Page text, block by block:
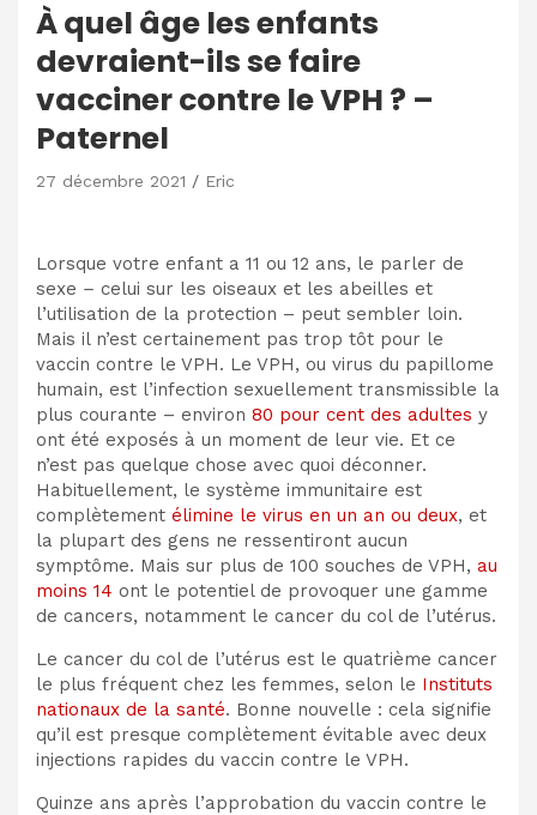
À quel âge les enfants
devraient-ils se faire
vacciner contre le VPH ? –
Paternel
27 décembre 2021 Eric
Lorsque votre enfant a 11 ou 12 ans, le parler de
sexe – celui sur les oiseaux et les abeilles et
l’utilisation de la protection – peut sembler loin.
Mais il n’est certainement pas trop tôt pour le
vaccin contre le VPH. Le VPH, ou virus du papillome
humain, est l’infection sexuellement transmissible la
plus courante – environ 80 pour cent des adultes y
ont été exposés à un moment de leur vie. Et ce
n’est pas quelque chose avec quoi déconner.
Habituellement, le système immunitaire est
complètement élimine le virus en un an ou deux, et
la plupart des gens ne ressentiront aucun
symptôme. Mais sur plus de 100 souches de VPH, au
moins 14 ont le potentiel de provoquer une gamme
de cancers, notamment le cancer du col de l’utérus.
Le cancer du col de l’utérus est le quatrième cancer
le plus fréquent chez les femmes, selon le Instituts
nationaux de la santé. Bonne nouvelle : cela signifie
qu’il est presque complètement évitable avec deux
injections rapides du vaccin contre le VPH.
Quinze ans après l’approbation du vaccin contre le